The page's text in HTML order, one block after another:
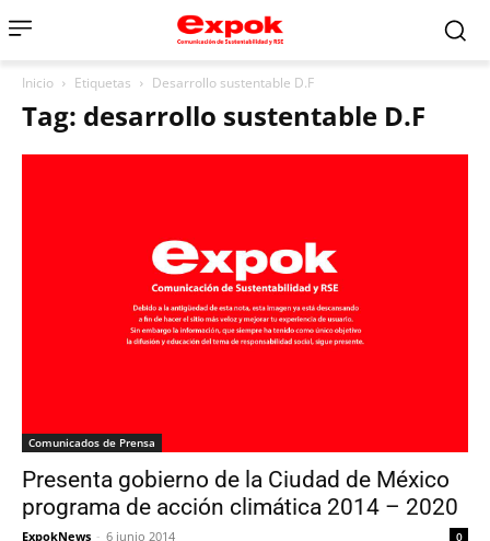
Inicio Etiquetas Desarrollo sustentable D.F
Tag: desarrollo sustentable D.F
Comunicados de Prensa
Presenta gobierno de la Ciudad de México
programa de acción climática 2014 – 2020
ExpokNews - 6 junio 2014 0